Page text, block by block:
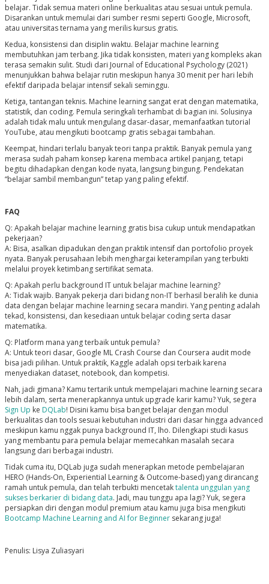
belajar. Tidak semua materi online berkualitas atau sesuai untuk pemula.
Disarankan untuk memulai dari sumber resmi seperti Google, Microsoft,
atau universitas ternama yang merilis kursus gratis.
Kedua, konsistensi dan disiplin waktu. Belajar machine learning
membutuhkan jam terbang. Jika tidak konsisten, materi yang kompleks akan
terasa semakin sulit. Studi dari Journal of Educational Psychology(2021)
menunjukkan bahwa belajar rutin meskipun hanya 30 menit per hari lebih
efektif daripada belajar intensif sekali seminggu.
Ketiga, tantangan teknis. Machine learning sangat erat dengan matematika,
statistik, dan coding. Pemula seringkali terhambat di bagian ini. Solusinya
adalah tidak malu untuk mengulang dasar-dasar, memanfaatkan tutorial
YouTube, atau mengikuti bootcamp gratis sebagai tambahan.
Keempat, hindari terlalu banyak teori tanpa praktik. Banyak pemula yang
merasa sudah paham konsep karena membaca artikel panjang, tetapi
begitu dihadapkan dengan kode nyata, langsung bingung. Pendekatan
“belajar sambil membangun” tetap yang paling efektif.
FAQ
Q: Apakah belajar machine learning gratis bisa cukup untuk mendapatkan
pekerjaan?
A: Bisa, asalkan dipadukan dengan praktik intensif dan portofolio proyek
nyata. Banyak perusahaan lebih menghargai keterampilan yang terbukti
melalui proyek ketimbang sertifikat semata.
Q: Apakah perlu background IT untuk belajar machine learning?
A: Tidak wajib. Banyak pekerja dari bidang non-IT berhasil beralih ke dunia
data dengan belajar machine learning secara mandiri. Yang penting adalah
tekad, konsistensi, dan kesediaan untuk belajar coding serta dasar
matematika.
Q: Platform mana yang terbaik untuk pemula?
A: Untuk teori dasar, Google ML Crash Course dan Coursera audit mode
bisa jadi pilihan. Untuk praktik, Kaggle adalah opsi terbaik karena
menyediakan dataset, notebook, dan kompetisi.
Nah, jadi gimana? Kamu tertarik untuk mempelajari machine learning secara
lebih dalam, serta menerapkannya untuk upgrade karir kamu? Yuk, segera
Sign Up ke DQLab! Disini kamu bisa banget belajar dengan modul
berkualitas dan tools sesuai kebutuhan industri dari dasar hingga advanced
meskipun kamu nggak punya background IT, lho. Dilengkapi studi kasus
yang membantu para pemula belajar memecahkan masalah secara
langsung dari berbagai industri.
Tidak cuma itu, DQLab juga sudah menerapkan metode pembelajaran
HERO (Hands-On, Experiential Learning & Outcome-based)yang dirancang
ramah untuk pemula, dan telah terbukti mencetaktalenta unggulan yang
sukses berkarier di bidang data. Jadi, mau tunggu apa lagi? Yuk, segera
persiapkan diri dengan modul premium atau kamu juga bisa mengikuti
Bootcamp Machine Learning and AI for Beginnersekarang juga!
Penulis: Lisya Zuliasyari